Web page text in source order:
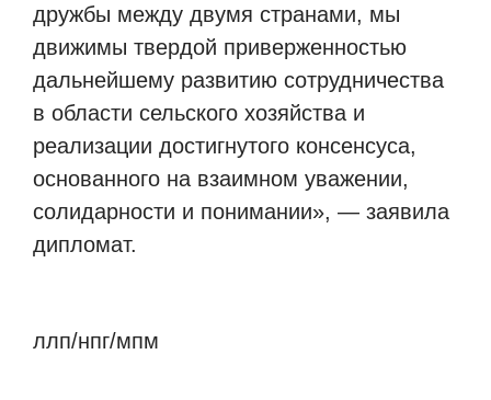
дружбы между двумя странами, мы
движимы твердой приверженностью
дальнейшему развитию сотрудничества
в области сельского хозяйства и
реализации достигнутого консенсуса,
основанного на взаимном уважении,
солидарности и понимании», — заявила
дипломат.
ллп/нпг/мпм